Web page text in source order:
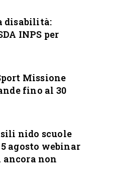
disabilità:
INPS per
Missione
fino al 30
nido scuole
agosto webinar
non